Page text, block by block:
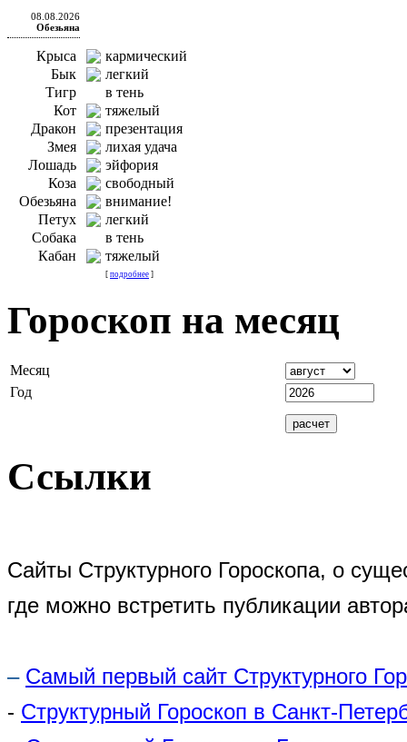
08.08.2026
Обезьяна
Крыса
кармический
Бык
легкий
Тигр
в тень
Кот
тяжелый
Дракон
презентация
Змея
лихая удача
Лошадь
эйфория
Коза
свободный
Обезьяна
внимание!
Петух
легкий
Собака
в тень
Кабан
тяжелый
[ подробнее ]
Гороскоп на месяц
Месяц
Год
Ссылки
Сайты Структурного Гороскопа, о
где можно встретить публикации
– Самый первый сайт Структурного
- Структурный Гороскоп в Санкт-